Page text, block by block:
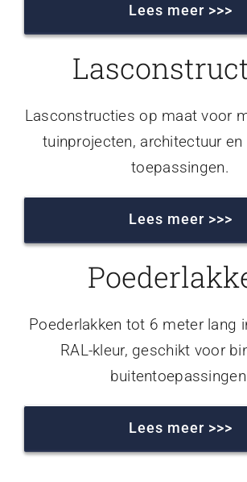
Lees meer >>>
Lasconstructies op maat voor
tuinprojecten, architectuur
toepassingen.
Lees meer >>>
Poederlakken tot 6 meter lang
RAL-kleur, geschikt voor
Lees meer >>>